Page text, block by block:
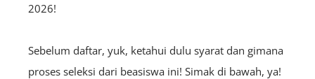
2026!
Sebelum daftar, yuk, ketahui dulu syarat dan gimana
proses seleksi dari beasiswa ini! Simak di bawah, ya!